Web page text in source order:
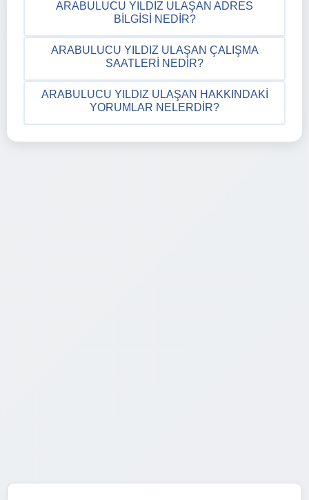
ARABULUCU YILDIZ ULAŞAN ADRES
BILGISI NEDIR?
ARABULUCU YILDIZ ULAŞAN ÇALIŞMA
SAATLERI NEDIR?
ARABULUCU YILDIZ ULAŞAN HAKKINDAKI
YORUMLAR NELERDIR?